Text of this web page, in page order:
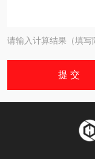
请输入计算结果（填